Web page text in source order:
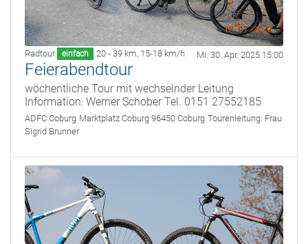
Radtour einfach 20 - 39 km, 15-18 km/h Mi. 30. Apr. 2025 15:00
Feierabendtour
wöchentliche Tour mit wechselnder Leitung
Information: Werner Schober Tel. 0151 27552185
ADFC Coburg Marktplatz Coburg 96450 Coburg Tourenleitung: Frau
Sigrid Brunner